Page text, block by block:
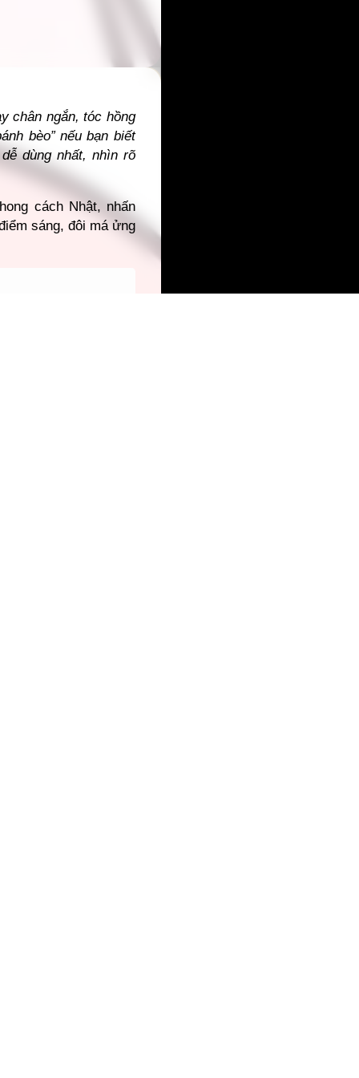
chân ngắn, tóc hồng
bèo” nếu bạn biết
dùng nhất, nhìn rõ
cách Nhật, nhấn
sáng, đôi má ửng